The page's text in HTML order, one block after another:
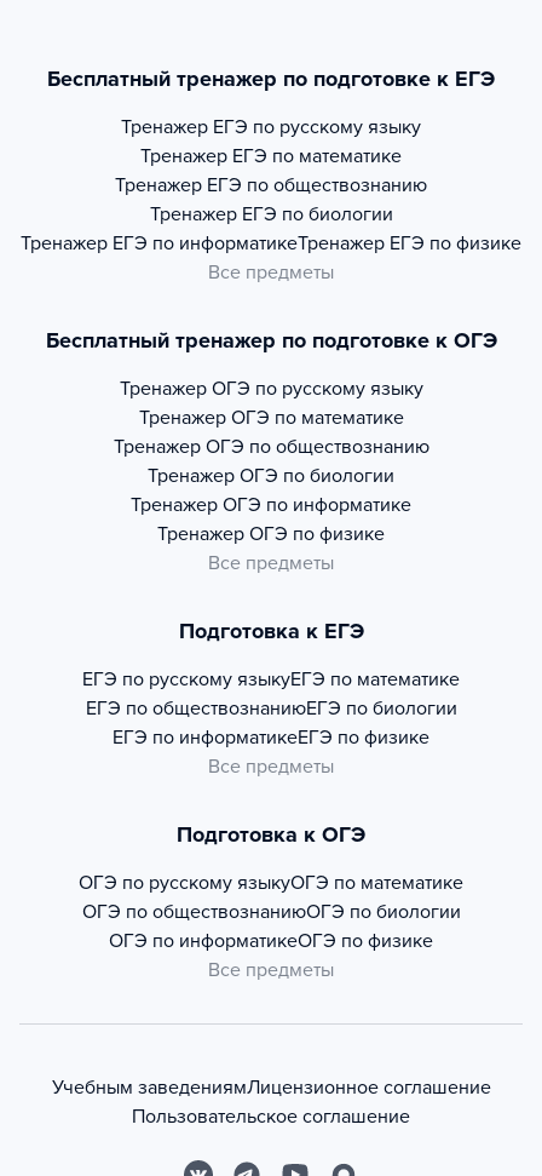
Бесплатный тренажер по подготовке к ЕГЭ
Тренажер ЕГЭ по русскому языку
Тренажер ЕГЭ по математике
Тренажер ЕГЭ по обществознанию
Тренажер ЕГЭ по биологии
Тренажер ЕГЭ по информатикеТренажер ЕГЭ по физике
Все предметы
Бесплатный тренажер по подготовке к ОГЭ
Тренажер ОГЭ по русскому языку
Тренажер ОГЭ по математике
Тренажер ОГЭ по обществознанию
Тренажер ОГЭ по биологии
Тренажер ОГЭ по информатике
Тренажер ОГЭ по физике
Все предметы
Подготовка к ЕГЭ
ЕГЭ по русскому языкуЕГЭ по математике
ЕГЭ по обществознаниюЕГЭ по биологии
ЕГЭ по информатикеЕГЭ по физике
Все предметы
Подготовка к ОГЭ
ОГЭ по русскому языкуОГЭ по математике
ОГЭ по обществознаниюОГЭ по биологии
ОГЭ по информатикеОГЭ по физике
Все предметы
Учебным заведениямЛицензионное соглашение
Пользовательское соглашение